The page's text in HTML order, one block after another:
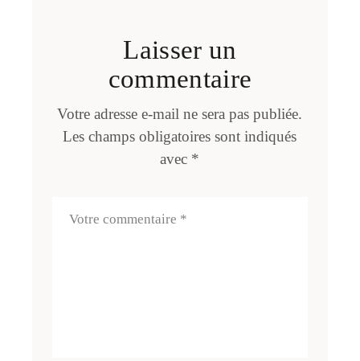
Laisser un
commentaire
Votre adresse e-mail ne sera pas publiée.
Les champs obligatoires sont indiqués
avec *